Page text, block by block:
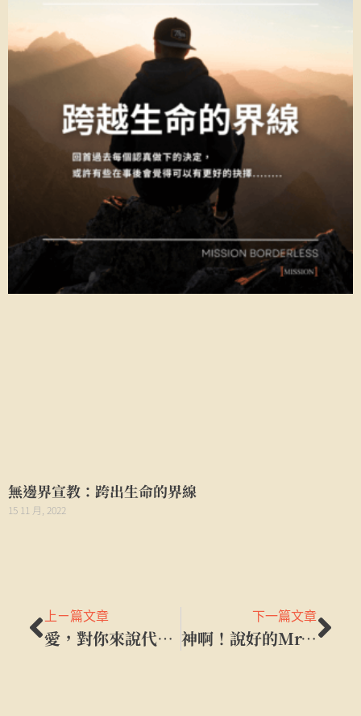
無邊界宣教：跨出生命的界線
15 11 月, 2022
上ㄧ篇文章
愛，對你來說代表什麼？
下一篇文章
神啊！說好的Mr.Right真的Right嗎？｜翔鷹專欄 5